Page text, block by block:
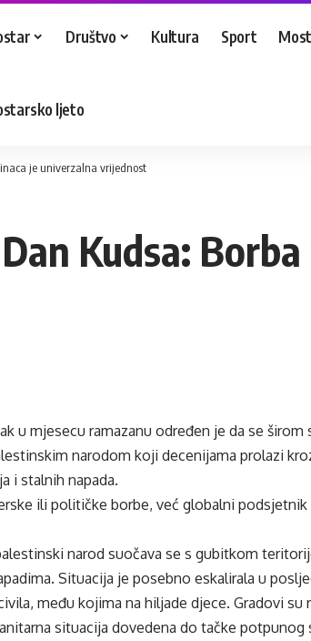
Društvo Kultura Sport
ljeto
je univerzalna vrijednost
Kudsa:
u mjesecu ramazanu određen je da se širom
narodom koji decenijama prolazi
i stalnih napada.
ili političke borbe, već globalni podsjetnik
narod suočava se s gubitkom
Situacija je posebno eskalirala u
među kojima na hiljade djece. Gradovi su
situacija dovedena do tačke